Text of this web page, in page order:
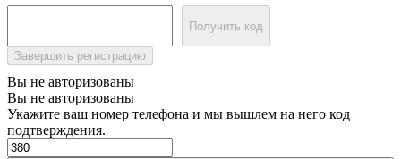
Получить код
Завершить регистрацию
Вы не авторизованы
Вы не авторизованы
Укажите ваш номер телефона и мы вышлем на него код
подтверждения.